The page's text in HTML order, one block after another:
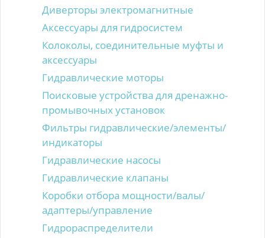
Диверторы электромагнитные
Аксессуары для гидросистем
Колоколы, соединительные муфты и
аксессуары
Гидравлические моторы
Поисковые устройства для дренажно-
промывочных установок
Фильтры гидравлические/элементы/
индикаторы
Гидравлические насосы
Гидравлические клапаны
Коробки отбора мощности/валы/
адаптеры/управление
Гидрораспределители